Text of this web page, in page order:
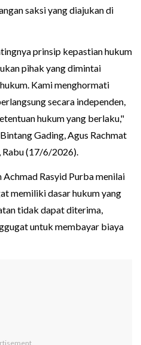
saksi yang diajukan di
prinsip kepastian hukum
pihak yang dimintai
Kami menghormati
secara independen,
hukum yang berlaku,"
Gading, Agus Rachmat
Rabu (17/6/2026).
Rasyid Purba menilai
memiliki dasar hukum yang
tidak dapat diterima,
untuk membayar biaya